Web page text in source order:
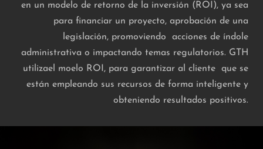
en un modelo de retorno de la inversión (ROI), ya sea
para financiar un proyecto, aprobación de una
legislación, promoviendo acciones de índole
administrativa o impactando temas regulatorios. GTH
utilizael moelo ROI, para garantizar al cliente que se
están empleando sus recursos de forma inteligente y
obteniendo resultados positivos.